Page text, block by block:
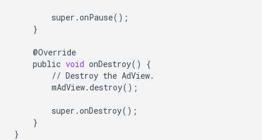
super .onPause();
}
@Override
public void onDestroy()
{
// Destroy the AdView.
mAdView.destroy();
super .onDestroy();
}
}